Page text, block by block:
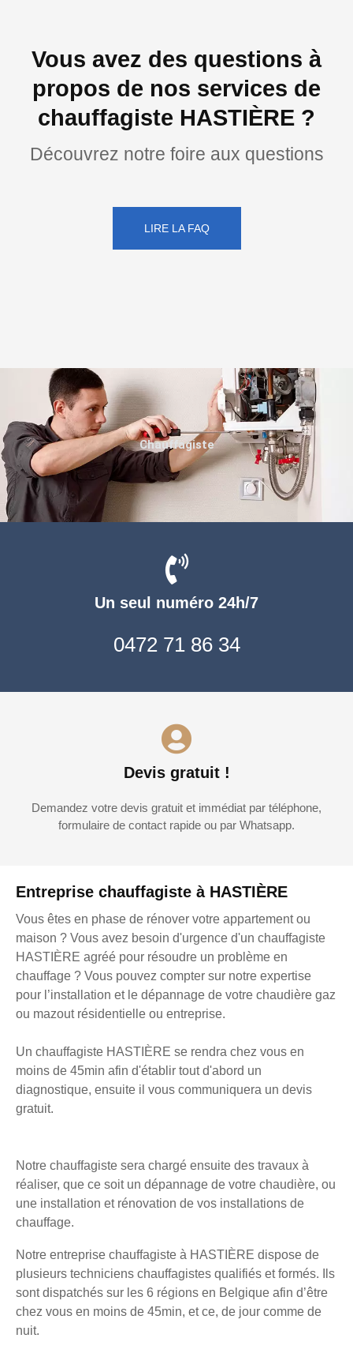
Vous avez des questions à
propos de nos services de
chauffagiste HASTIÈRE ?
Découvrez notre foire aux questions
LIRE LA FAQ
Entreprise chauffagiste à HASTIÈRE
Vous êtes en phase de rénover votre appartement ou
maison ? Vous avez besoin d'urgence d'un chauffagiste
HASTIÈRE agréé pour résoudre un problème en
chauffage ? Vous pouvez compter sur notre expertise
pour l’installation et le dépannage de votre chaudière gaz
ou mazout résidentielle ou entreprise.
Un chauffagiste HASTIÈRE se rendra chez vous en
moins de 45min afin d'établir tout d'abord un
diagnostique, ensuite il vous communiquera un devis
gratuit.
Notre chauffagiste sera chargé ensuite des travaux à
réaliser, que ce soit un dépannage de votre chaudière, ou
une installation et rénovation de vos installations de
chauffage.
Notre entreprise chauffagiste à HASTIÈRE dispose de
plusieurs techniciens chauffagistes qualifiés et formés. Ils
sont dispatchés sur les 6 régions en Belgique afin d’être
chez vous en moins de 45min, et ce, de jour comme de
nuit.
Un seul numéro 24h/7
0472 71 86 34
Devis gratuit !
Demandez votre devis gratuit et immédiat par téléphone,
formulaire de contact rapide ou par Whatsapp.
Chauffagiste